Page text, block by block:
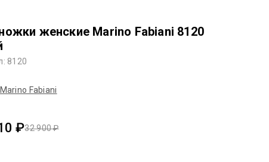
женские Marino Fabiani 8120
8120
Marino Fabiani
32 900 ₽
₽